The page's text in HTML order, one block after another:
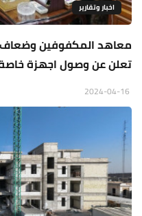
اخبار وتقارير
معاهد المكفوفين وضعاف
تعلن عن وصول اجهزة خاصة